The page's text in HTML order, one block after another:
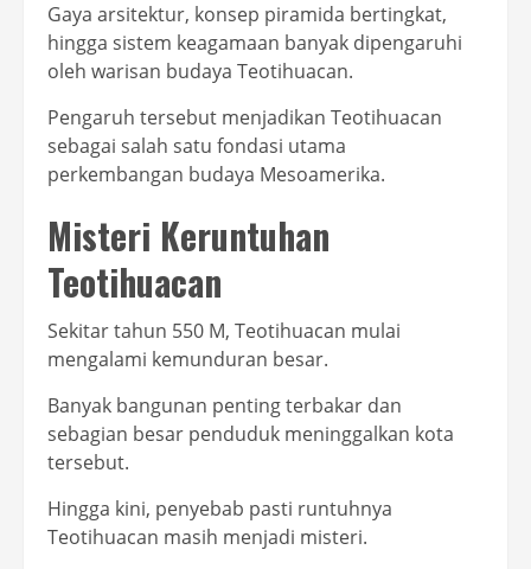
Gaya arsitektur, konsep piramida bertingkat,
hingga sistem keagamaan banyak dipengaruhi
oleh warisan budaya Teotihuacan.
Pengaruh tersebut menjadikan Teotihuacan
sebagai salah satu fondasi utama
perkembangan budaya Mesoamerika.
Misteri Keruntuhan
Teotihuacan
Sekitar tahun 550 M, Teotihuacan mulai
mengalami kemunduran besar.
Banyak bangunan penting terbakar dan
sebagian besar penduduk meninggalkan kota
tersebut.
Hingga kini, penyebab pasti runtuhnya
Teotihuacan masih menjadi misteri.